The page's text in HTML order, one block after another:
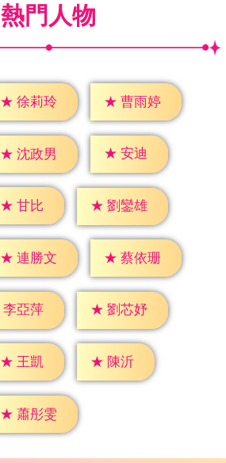
熱門人物
★ 徐莉玲 ★ 曹雨婷
★ 沈政男 ★ 安迪
★ 甘比 ★ 劉鑾雄
★ 連勝文 ★ 蔡依珊
李亞萍 ★ 劉芯妤
★ 王凱 ★ 陳沂
★ 蕭彤雯